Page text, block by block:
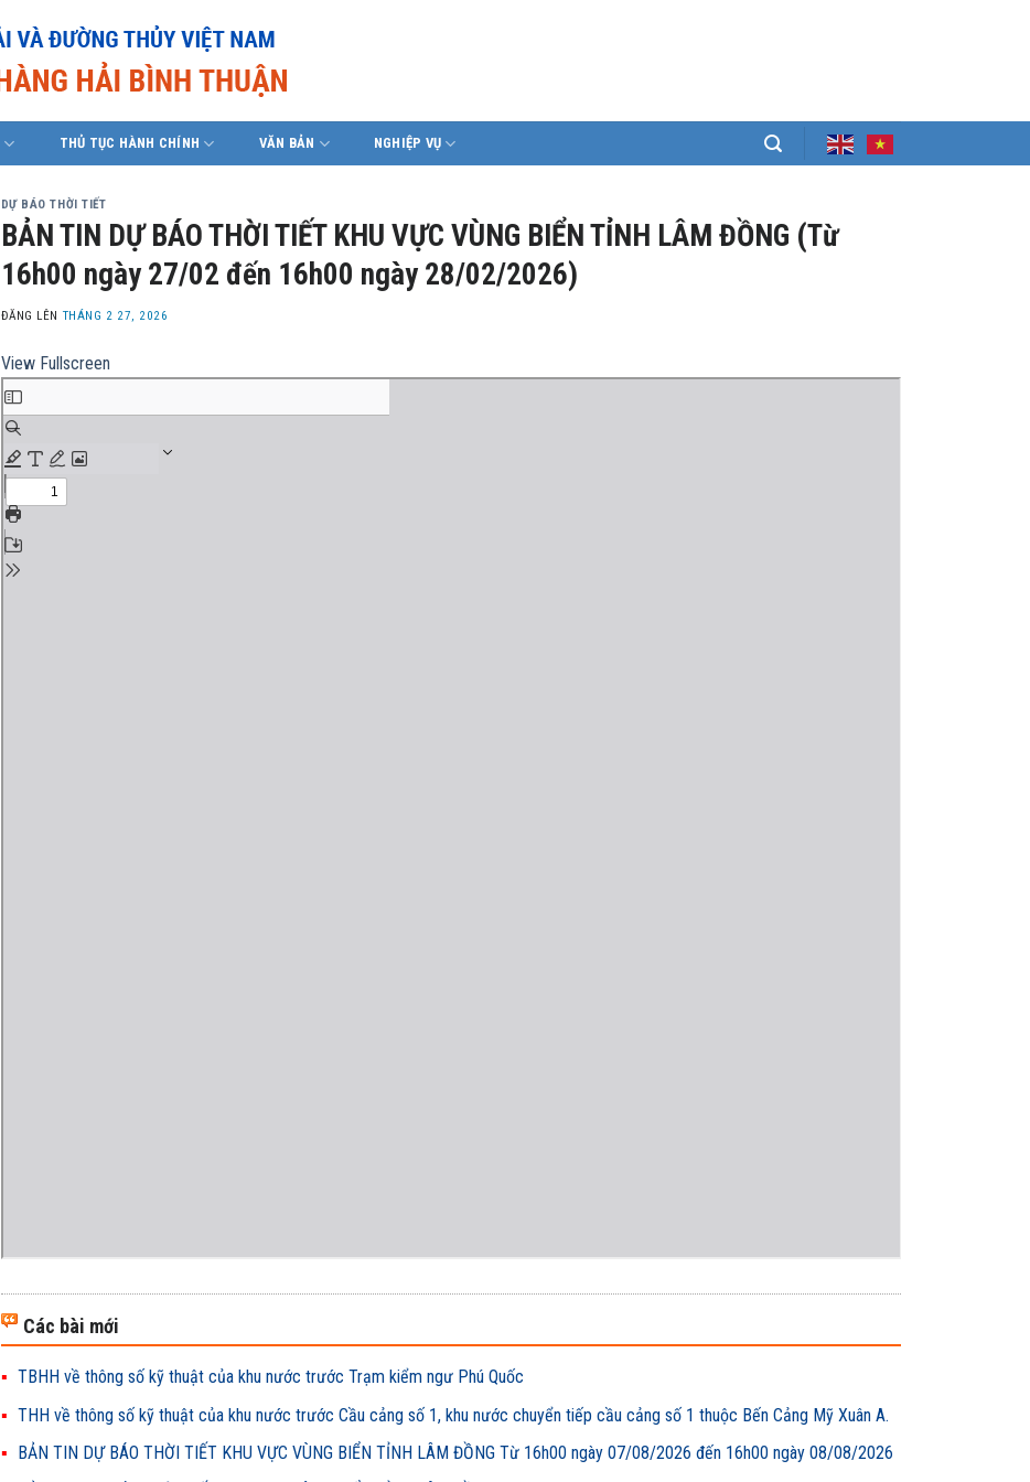
THỦ TỤC HÀNH CHÍNH VĂN BẢN NGHIỆP VỤ
DỰ BÁO THỜI TIẾT
BẢN TIN DỰ BÁO THỜI TIẾT KHU VỰC VÙNG BIỂN TỈNH LÂM ĐỒNG (Từ
16h00 ngày 27/02 đến 16h00 ngày 28/02/2026)
ĐĂNG LÊN THÁNG 2 27, 2026
View Fullscreen
Các bài mới
TBHH về thông số kỹ thuật của khu nước trước Trạm kiểm ngư Phú Quốc
THH về thông số kỹ thuật của khu nước trước Cầu cảng số 1, khu nước chuyển tiếp cầu cảng số 1 thuộc Bến Cảng Mỹ Xuân A.
BẢN TIN DỰ BÁO THỜI TIẾT KHU VỰC VÙNG BIỂN TỈNH LÂM ĐỒNG Từ 16h00 ngày 07/08/2026 đến 16h00 ngày 08/08/2026